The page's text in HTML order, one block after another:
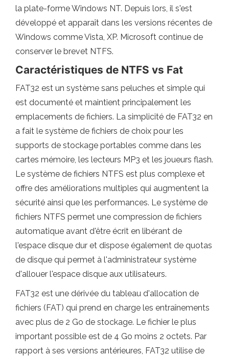
la plate-forme Windows NT. Depuis lors, il s'est
développé et apparaît dans les versions récentes de
Windows comme Vista, XP. Microsoft continue de
conserver le brevet NTFS.
Caractéristiques de NTFS vs Fat
FAT32 est un système sans peluches et simple qui
est documenté et maintient principalement les
emplacements de fichiers. La simplicité de FAT32 en
a fait le système de fichiers de choix pour les
supports de stockage portables comme dans les
cartes mémoire, les lecteurs MP3 et les joueurs flash.
Le système de fichiers NTFS est plus complexe et
offre des améliorations multiples qui augmentent la
sécurité ainsi que les performances. Le système de
fichiers NTFS permet une compression de fichiers
automatique avant d'être écrit en libérant de
l'espace disque dur et dispose également de quotas
de disque qui permet à l'administrateur système
d'allouer l'espace disque aux utilisateurs.
FAT32 est une dérivée du tableau d'allocation de
fichiers (FAT) qui prend en charge les entraînements
avec plus de 2 Go de stockage. Le fichier le plus
important possible est de 4 Go moins 2 octets. Par
rapport à ses versions antérieures, FAT32 utilise de